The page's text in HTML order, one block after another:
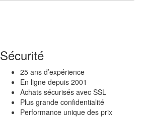
Sécurité
25 ans d’expérience
En ligne depuis 2001
Achats sécurisés avec SSL
Plus grande confidentialité
Performance unique des prix